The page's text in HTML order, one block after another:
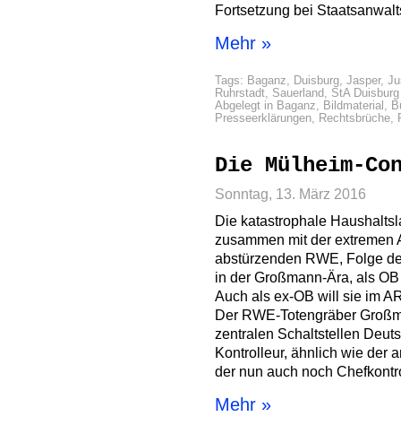
Fortsetzung bei
Mehr »
Tags: Baganz, Duisburg, Jasper,
Ruhrstadt, Sauerland, StA Duisburg
Abgelegt in Baganz, Bildmaterial ,
Presseerklärungen, Rechtsbrüche,
Die Mülheim-
Sonntag, 13. März 2016
Die katastrophale
zusammen mit der extremen
abstürzenden RWE, Folge
in der Großmann-Ära, als
Auch als ex-OB will sie im
Der RWE-Totengräber
zentralen Schaltstellen
Kontrolleur, ähnlich wie der
der nun auch noch
Mehr »